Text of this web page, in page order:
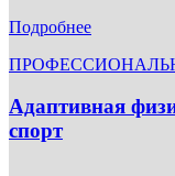
Подробнее
Адаптивная
спорт